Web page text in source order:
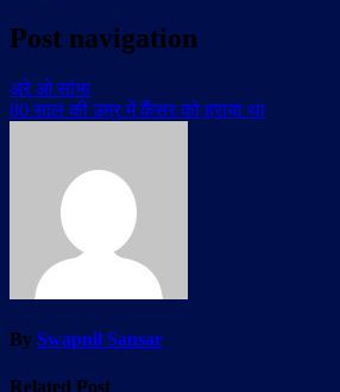
Post navigation
अरे ओ सांभा
80 साल की उम्र में कैंसर को हराया था
By Swapnil Sansar
Related Post